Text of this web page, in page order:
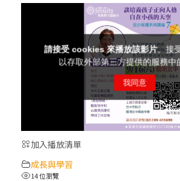
【信仰之旅】第十一集
【信仰之旅】第十一集
神父
【信仰之旅】第十集：
珠老師
(5)黃敏正主教帶你做「
加入播放清單
成長與學習
14 位瀏覽